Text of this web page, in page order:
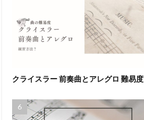
クライスラー 前奏曲とアレグロ 難易度